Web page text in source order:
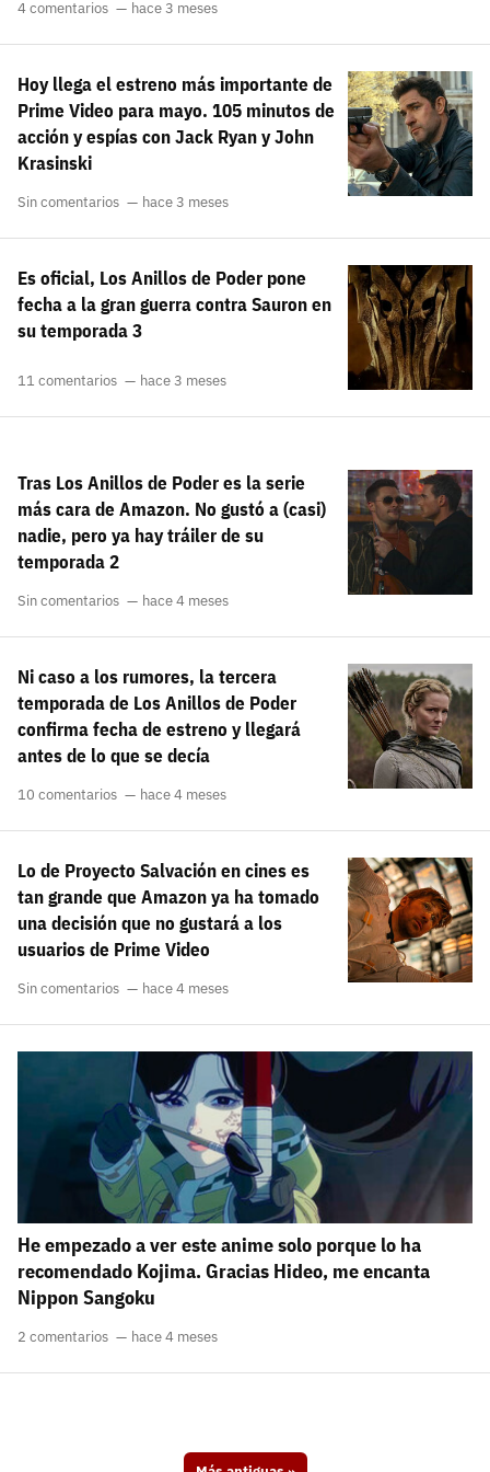
4 comentarios hace 3 meses
Hoy llega el estreno más importante de
Prime Video para mayo. 105 minutos de
acción y espías con Jack Ryan y John
Krasinski
Sin comentarios hace 3 meses
Es oficial, Los Anillos de Poder pone
fecha a la gran guerra contra Sauron en
su temporada 3
11 comentarios hace 3 meses
Tras Los Anillos de Poder es la serie
más cara de Amazon. No gustó a (casi)
nadie, pero ya hay tráiler de su
temporada 2
Sin comentarios hace 4 meses
Ni caso a los rumores, la tercera
temporada de Los Anillos de Poder
confirma fecha de estreno y llegará
antes de lo que se decía
10 comentarios hace 4 meses
Lo de Proyecto Salvación en cines es
tan grande que Amazon ya ha tomado
una decisión que no gustará a los
usuarios de Prime Video
Sin comentarios hace 4 meses
He empezado a ver este anime solo porque lo ha
recomendado Kojima. Gracias Hideo, me encanta
Nippon Sangoku
2 comentarios hace 4 meses